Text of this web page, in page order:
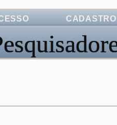
CADASTRO